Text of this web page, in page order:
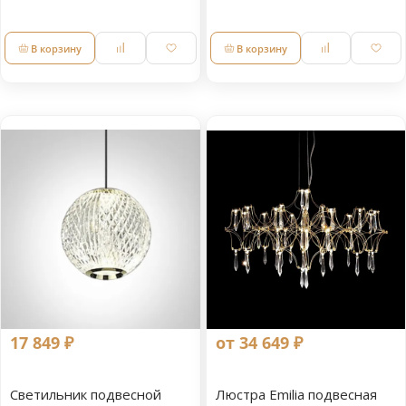
В корзину В корзину
17 849 ₽
Светильник подвесной
от 34 649 ₽
Люстра Emilia подвесная